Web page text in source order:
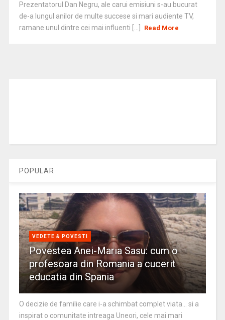
Prezentatorul Dan Negru, ale carui emisiuni s-au bucurat
de-a lungul anilor de multe succese si mari audiente TV,
ramane unul dintre cei mai influenti [...]
Read More
POPULAR
VEDETE & POVESTI
Povestea Anei-Maria Sasu: cum o
profesoara din Romania a cucerit
educatia din Spania
O decizie de familie care i-a schimbat complet viata… si a
inspirat o comunitate intreaga Uneori, cele mai mari